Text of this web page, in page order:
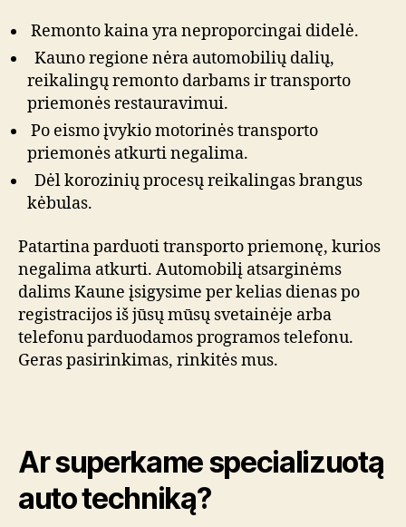
Remonto kaina yra neproporcingai didelė.
Kauno regione nėra automobilių dalių,
reikalingų remonto darbams ir transporto
priemonės restauravimui.
Po eismo įvykio motorinės transporto
priemonės atkurti negalima.
Dėl korozinių procesų reikalingas brangus
kėbulas.
Patartina parduoti transporto priemonę, kurios
negalima atkurti. Automobilį atsarginėms
dalims Kaune įsigysime per kelias dienas po
registracijos iš jūsų mūsų svetainėje arba
telefonu parduodamos programos telefonu.
Geras pasirinkimas, rinkitės mus.
Ar superkame specializuotą
auto techniką?